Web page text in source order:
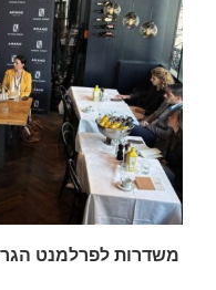
משדרות לפרלמנט